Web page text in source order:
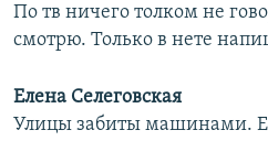
По тв ничего толком не
смотрю. Только в нете
Елена Селеговская
Улицы забиты машинами.